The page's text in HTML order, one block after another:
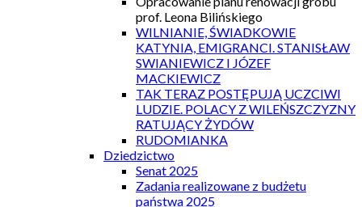
prof. Leona Bilińskiego
WILNIANIE, ŚWIADKOWIE
KATYNIA, EMIGRANCI. STANISŁAW
SWIANIEWICZ I JÓZEF
MACKIEWICZ
TAK TERAZ POSTĘPUJĄ UCZCIWI
LUDZIE. POLACY Z WILEŃSZCZYZNY
RATUJĄCY ŻYDÓW
RUDOMIANKA
Dziedzictwo
Senat 2025
Zadania realizowane z budżetu
państwa 2025